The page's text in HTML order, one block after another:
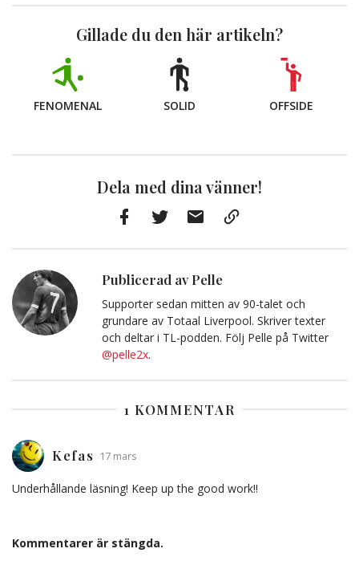
Gillade du den här artikeln?
FENOMENAL SOLID OFFSIDE
Dela med dina vänner!
Publicerad av Pelle
Supporter sedan mitten av 90-talet och
grundare av Totaal Liverpool. Skriver texter
och deltar i TL-podden. Följ Pelle på Twitter
@pelle2x.
1 KOMMENTAR
Kefas 17 mars
Underhållande läsning! Keep up the good work!!
Kommentarer är stängda.